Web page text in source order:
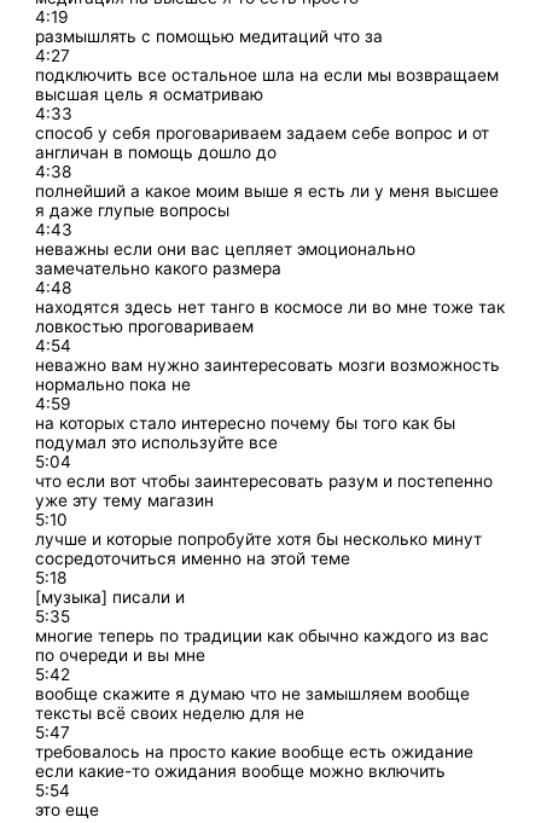
4:19
размышлять с помощью медитаций что за
4:27
подключить все остальное шла на если мы возвращаем
высшая цель я осматриваю
4:33
способ у себя проговариваем задаем себе вопрос и от
англичан в помощь дошло до
4:38
полнейший а какое моим выше я есть ли у меня высшее
я даже глупые вопросы
4:43
неважны если они вас цепляет эмоционально
замечательно какого размера
4:48
находятся здесь нет танго в космосе ли во мне тоже так
ловкостью проговариваем
4:54
неважно вам нужно заинтересовать мозги возможность
нормально пока не
4:59
на которых стало интересно почему бы того как бы
подумал это используйте все
5:04
что если вот чтобы заинтересовать разум и постепенно
уже эту тему магазин
5:10
лучше и которые попробуйте хотя бы несколько минут
сосредоточиться именно на этой теме
5:18
[музыка] писали и
5:35
многие теперь по традиции как обычно каждого из вас
по очереди и вы мне
5:42
вообще скажите я думаю что не замышляем вообще
тексты всё своих неделю для не
5:47
требовалось на просто какие вообще есть ожидание
если какие-то ожидания вообще можно включить
5:54
это еще